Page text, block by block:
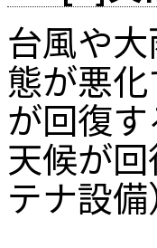
台風や
態が悪
が回復
天候が
テナ設